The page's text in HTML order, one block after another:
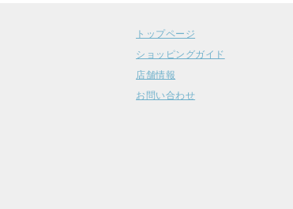
トップページ
ショッピングガイド
店舗情報
お問い合わせ